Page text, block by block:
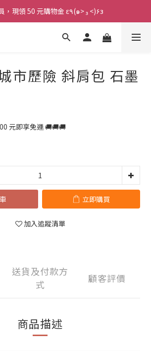
加入會員，現領 50 元購物金 ε٩(๑> ₃ <)۶з
加入會員，現領 50 元購物金 ε٩(๑> ₃ <)۶з
全館滿 800 元 就免運 🚚
市歷險 斜肩包 石墨
元即享免運 🚚🚚🚚
立即購買
加入追蹤清單
送貨及付款方
式
顧客評價
商品描述